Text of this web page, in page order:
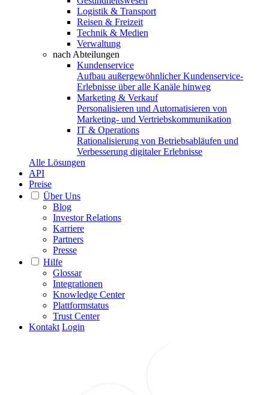
Logistik & Transport
Reisen & Freizeit
Technik & Medien
Verwaltung
nach Abteilungen
Kundenservice
Aufbau außergewöhnlicher Kundenservice-
Erlebnisse über alle Kanäle hinweg
Marketing & Verkauf
Personalisieren und Automatisieren von
Marketing- und Vertriebskommunikation
IT & Operations
Rationalisierung von Betriebsabläufen und
Verbesserung digitaler Erlebnisse
Alle Lösungen
API
Preise
Über Uns
Blog
Investor Relations
Karriere
Partners
Presse
Hilfe
Glossar
Integrationen
Knowledge Center
Plattformstatus
Trust Center
Kontakt Login